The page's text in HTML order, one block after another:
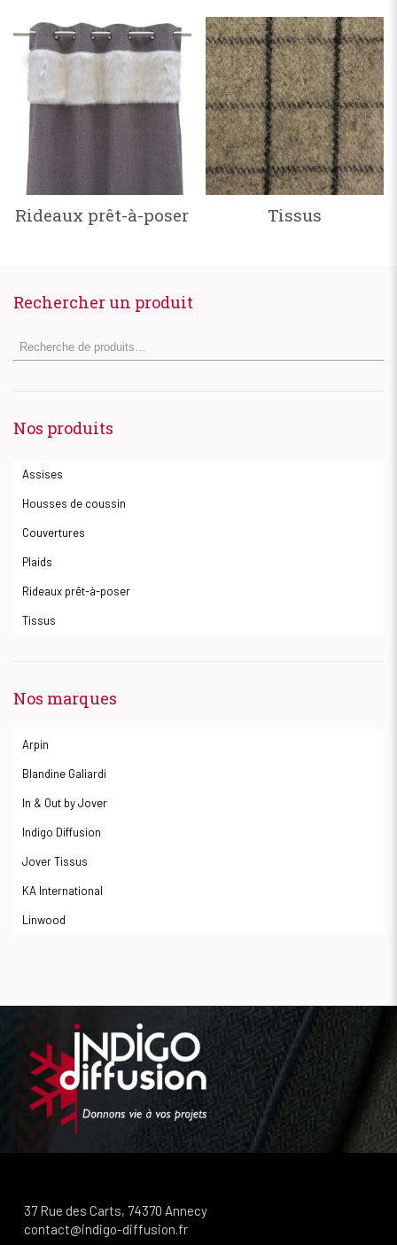
Rideaux prêt-à-poser Tissus
Rechercher un produit
Nos produits
Assises
Housses de coussin
Couvertures
Plaids
Rideaux prêt-à-poser
Tissus
Nos marques
Arpin
Blandine Galiardi
In & Out by Jover
Indigo Diffusion
Jover Tissus
KA International
Linwood
37 Rue des Carts, 74370 Annecy
contact@indigo-diffusion.fr